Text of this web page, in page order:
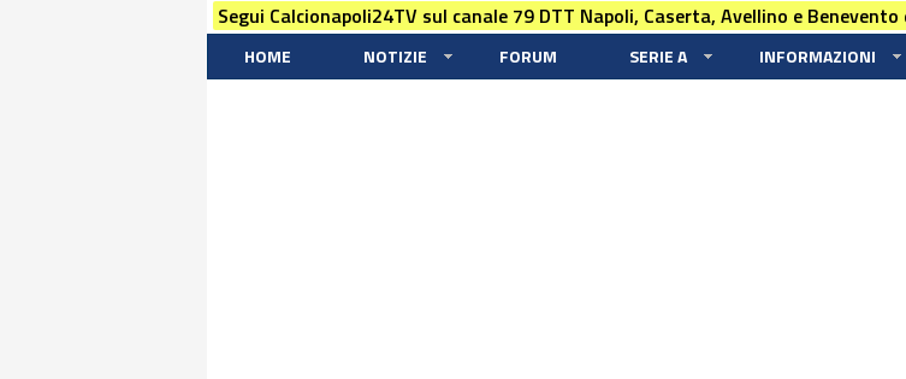
Segui Calcionapoli24TV sul canale 79 DTT Napoli, Caserta, Avellino e Benevento
HOME NOTIZIE FORUM SERIE A INFORMAZIONI